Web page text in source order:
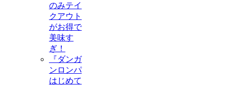
のみテイ
クアウト
がお得で
美味す
ぎ！
『ダンガ
ンロンパ
はじめて